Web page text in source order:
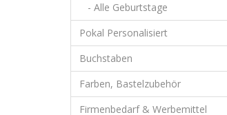
- Alle Geburtstage
Pokal Personalisiert
Buchstaben
Farben, Bastelzubehör
Firmenbedarf & Werbemittel